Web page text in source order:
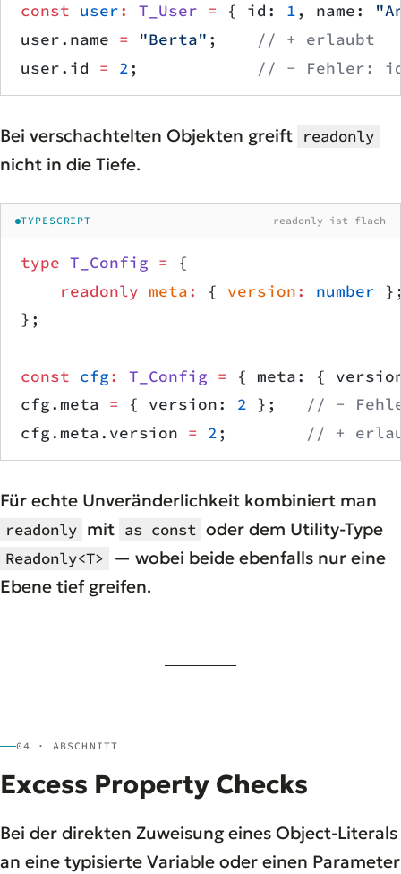
const user: T_User = { id: 1, name:
user.name = "Berta" ;
// + erlaubt
user.id = 2; // − Fehler:
Bei verschachtelten Objekten greift readonly
nicht in die Tiefe.
TYPESCRIPT readonly ist flach
type T_Config = {
    readonly
meta: { version: number
};
const cfg: T_Config = { meta: {
cfg.meta = { version: 2 };
// −
cfg.meta.version = 2; // +
Für echte Unveränderlichkeit kombiniert man
readonly mit as const oder dem Utility-Type
Readonly<T>
— wobei beide ebenfalls nur eine
Ebene tief greifen.
04 · ABSCHNITT
Excess Property Checks
Bei der direkten Zuweisung eines Object-Literals
an eine typisierte Variable oder einen Parameter